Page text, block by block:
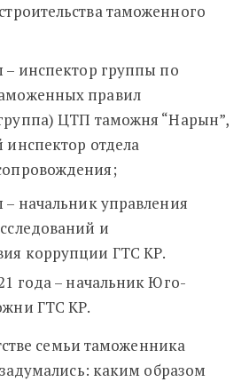
таможенного
– инспектор группы по
правил
ЦТП таможня “Нарын”,
инспектор отдела
– начальник управления
и
коррупции ГТС КР.
года – начальник Юго-
ГТС КР.
семьи таможенника
каким образом